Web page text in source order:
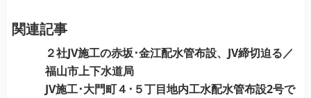
ー
関連記事
２社JV施工の赤坂･金江配水管布設、JV締切迫る／
福山市上下水道局
JV施工･大門町４･５丁目地内工水配水管布設2号で